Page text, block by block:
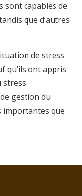
sont capables de
que d’autres
de stress
qu’ils ont appris
stress.
gestion du
importantes que